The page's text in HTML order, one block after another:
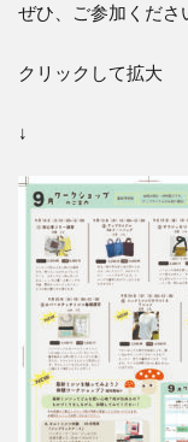
ぜひ、ご参加くださ
クリックして拡大
↓